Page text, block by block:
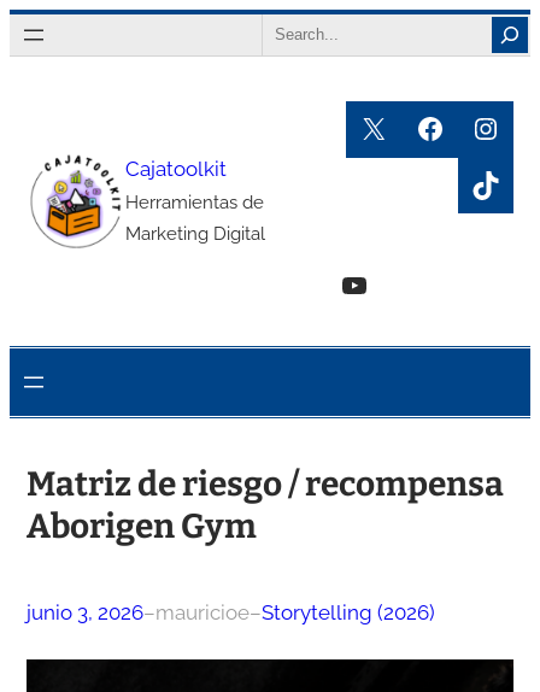
Saltar
al
Search
Cajatoolkit
Herramientas de
Marketing Digital
X
YouTube
Matriz de riesgo / recompensa
Aborigen Gym
junio 3, 2026–mauricioe–Storytelling (2026)